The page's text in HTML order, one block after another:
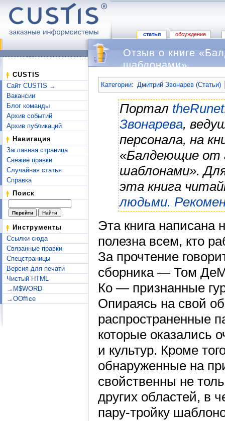
статья обсуждение
CUSTIS
Сайт CUSTIS →
Вакансии
Блог команды
Архив событий
Архив публикаций
Навигация
Заглавная страница
Свежие правки
Случайная статья
Справка
Поиск
Инструменты
Ссылки сюда
Связанные правки
Спецстраницы
Версия для печати
Чистый HTML
→M$WORD
→OOffice
Отзыв о книге
шаблонами»
Категории: Дмитрий Звонарев (Статьи)
Портал
Звонарева,
персонала, на
«Балдеющие от
шаблонами».
эта книга
людьми.
Эта книга написана
полезна всем, кто
За прочтение
сборника — Том
Ко — признанные
Опираясь на свой
распространенные
которые оказались
и культур. Кроме
обнаруженные на
свойственны не
других областей, в
пару-тройку